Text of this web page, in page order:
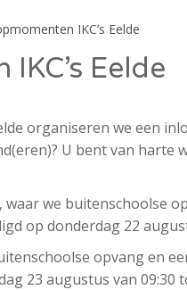
IKC’s Eelde
Eelde
organiseren we een
U bent van harte
waar we buitenschoolse
op donderdag 22
opvang en
23 augustus van 09:30